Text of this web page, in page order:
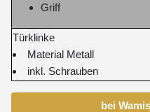
Griff
Türklinke
Material Metall
inkl. Schrauben
bei